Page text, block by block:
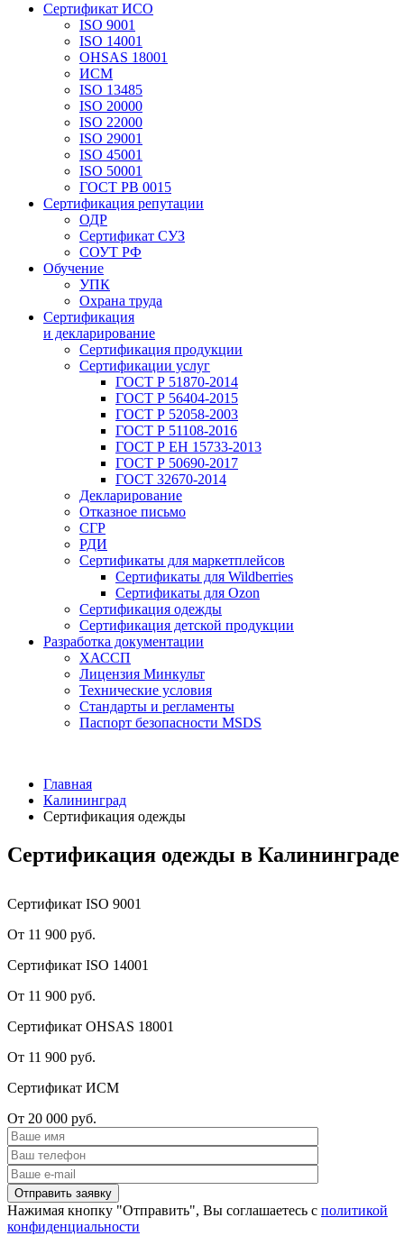
Сертификат ИСО
ISO 9001
ISO 14001
OHSAS 18001
ИСМ
ISO 13485
ISO 20000
ISO 22000
ISO 29001
ISO 45001
ISO 50001
ГОСТ РВ 0015
Сертификация репутации
ОДР
Сертификат СУЗ
СОУТ РФ
Обучение
УПК
Охрана труда
Сертификация
и декларирование
Сертификация продукции
Сертификации услуг
ГОСТ Р 51870-2014
ГОСТ Р 56404-2015
ГОСТ Р 52058-2003
ГОСТ Р 51108-2016
ГОСТ Р ЕН 15733-2013
ГОСТ Р 50690-2017
ГОСТ 32670-2014
Декларирование
Отказное письмо
СГР
РДИ
Сертификаты для маркетплейсов
Сертификаты для Wildberries
Сертификаты для Ozon
Сертификация одежды
Сертификация детской продукции
Разработка документации
ХАССП
Лицензия Минкульт
Технические условия
Стандарты и регламенты
Паспорт безопасности MSDS
Главная
Калининград
Сертификация одежды
Сертификация одежды в Калининграде
Сертификат ISO 9001
От 11 900 руб.
Сертификат ISO 14001
От 11 900 руб.
Сертификат OHSAS 18001
От 11 900 руб.
Сертификат ИСМ
От 20 000 руб.
Нажимая кнопку "Отправить", Вы соглашаетесь с политикой
конфиденциальности